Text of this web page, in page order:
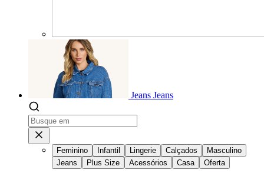
Jeans Jeans
Feminino Infantil Lingerie Calçados
Masculino
Jeans
Plus Size Acessórios Casa Oferta